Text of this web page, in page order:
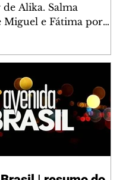
Alika. Salma
Miguel e Fátima por
com Ana
Bakari revela
Chinua esteve em
Omar pede que
até a agência
alerta Dumi,